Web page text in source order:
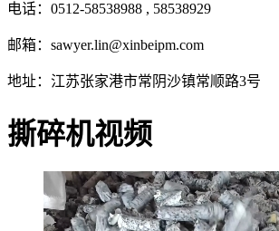
电话：0512-58538988 , 58538929
邮箱：sawyer.lin@xinbeipm.com
地址：江苏张家港市常阴沙镇常顺路3号
撕碎机视频